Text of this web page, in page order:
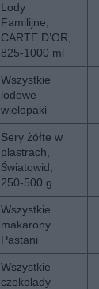
Lody
Familijne,
CARTE D’OR,
825-1000 ml
Wszystkie
lodowe
wielopaki
Sery żółte w
plastrach,
Światowid,
250-500 g
Wszystkie
makarony
Pastani
Wszystkie
czekolady